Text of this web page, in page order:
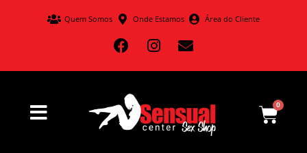
Quem Somos Onde Estamos Área do Cliente
0